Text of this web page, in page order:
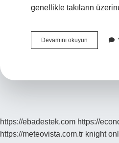
genellikle takıların
Devamını okuyun
Altın
https://ebadestek.com https://
https://meteovista.com.tr knight